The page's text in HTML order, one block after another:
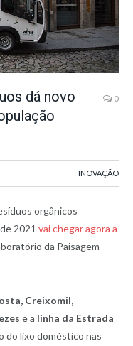
dá novo
0
INOVAÇÃO
orgânicos
2021 vai chegar agora a
da Paisagem
Creixomil,
e a linha da Estrada
do lixo doméstico nas